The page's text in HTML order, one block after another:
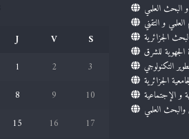
J V
S
1
2
3
8 9
10
15 16
17
و البحث العلمي
و التقني
الجزائرية
الجهوية للشرق
التكنولوجي
الجزائرية
و الإجتماعية
والبحث العلمي